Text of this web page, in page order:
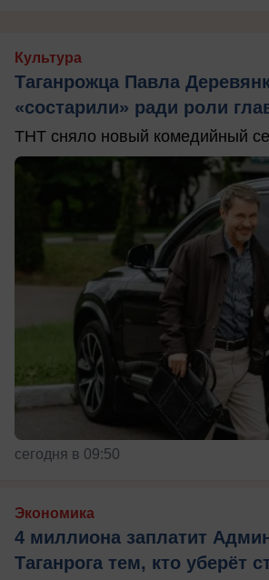
Культура
Таганрожца Павла
«состарили» ради роли
ТНТ сняло новый комедийный
сегодня в 09:50
Экономика
4 миллиона заплатит
Таганрога тем, кто уберёт